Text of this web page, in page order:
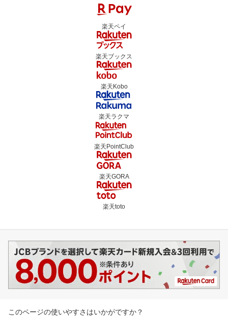
楽天ペイ
楽天ブックス
楽天Kobo
楽天ラクマ
楽天PointClub
楽天GORA
楽天toto
このページの使いやすさはいかがですか？